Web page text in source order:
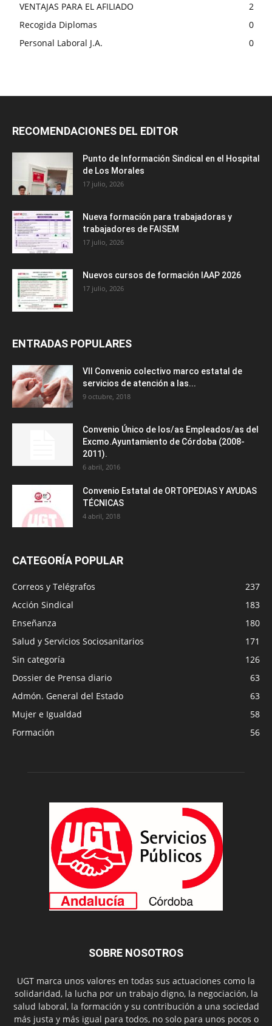
VENTAJAS PARA EL AFILIADO
2
Recogida Diplomas
0
Personal Laboral J.A.
0
RECOMENDACIONES DEL EDITOR
Punto de Información Sindical en el Hospital
de Los Morales
17 julio, 2026
Nueva formación para trabajadoras y
trabajadores de FAISEM
17 julio, 2026
Nuevos cursos de formación IAAP 2026
17 julio, 2026
ENTRADAS POPULARES
VII Convenio colectivo marco estatal de
servicios de atención a las...
9 octubre, 2018
Convenio Único de los/as Empleados/as del
Excmo.Ayuntamiento de Córdoba (2008-
2011).
6 abril, 2016
Convenio Estatal de ORTOPEDIAS Y AYUDAS
TÉCNICAS
4 abril, 2018
CATEGORÍA POPULAR
Correos y Telégrafos
237
Acción Sindical
183
Enseñanza
180
Salud y Servicios Sociosanitarios
171
Sin categoría
126
Dossier de Prensa diario
63
Admón. General del Estado
63
Mujer e Igualdad
58
Formación
56
SOBRE NOSOTROS
UGT marca unos valores en todas sus actuaciones como la
solidaridad, la lucha por un trabajo digno, la negociación, la
salud laboral, la formación y su contribución a una sociedad
más justa y más igual para todos, no solo para unos pocos o